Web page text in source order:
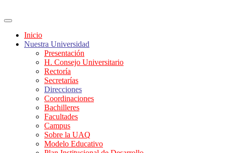
Inicio
Nuestra Universidad
Presentación
H. Consejo Universitario
Rectoría
Secretarías
Direcciones
Coordinaciones
Bachilleres
Facultades
Campus
Sobre la UAQ
Modelo Educativo